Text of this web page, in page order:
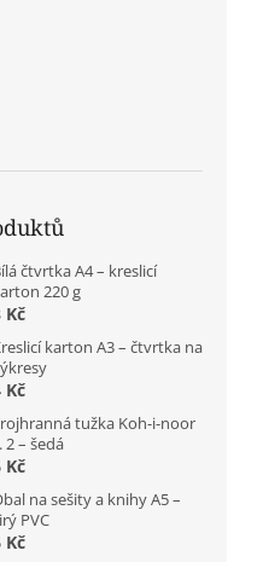
čtvrtka A4 – kreslicí
220 g
Kč
karton A3 – čtvrtka na
Kč
tužka Koh-i-noor
2 – šedá
Kč
na sešity a knihy A5 –
PVC
Kč